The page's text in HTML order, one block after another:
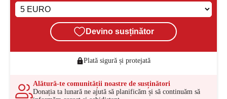
Devino susținător
Plată sigură și protejată
Alătură-te comunității noastre de susținători
Donația ta lunară ne ajută să planificăm și să continuăm să